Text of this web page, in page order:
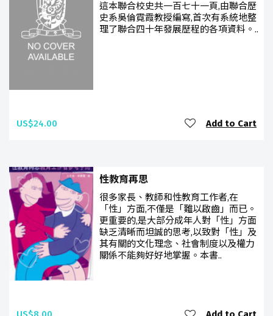
這本聯合校史共一百七十一頁,由聯合歷
史系吳倫霓霞教授編寫,首次有系統地整
理了聯合四十年發展歷程的各項資料。..
US$24.00 Add to Cart
性教育再思
很多家長、教師和性教育工作者,在
「性」方面,不僅是「難以啟齒」而已。
更重要的,是大部分成年人對「性」方面
缺乏清晰而坦誠的思考,以致對「性」及
其有關的文化理念、社會制度以及權力
關係不能夠好好地掌握。本書..